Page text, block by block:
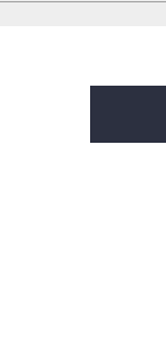
ายนากาโฮริ สึรุมิเรียคุจิ